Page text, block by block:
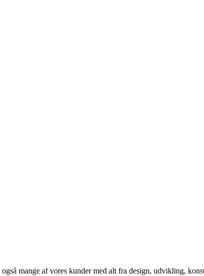
mange af vores kunder med alt fra design, udvikling,